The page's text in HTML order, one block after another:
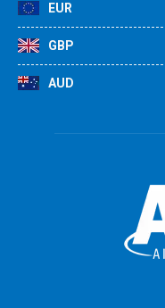
EUR
GBP
AUD